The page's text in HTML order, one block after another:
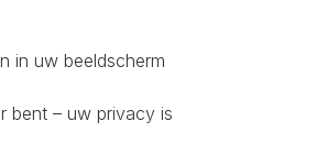
in uw beeldscherm
bent – uw privacy is